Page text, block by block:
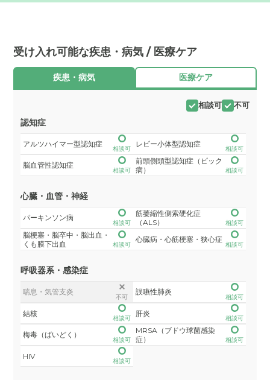
受け入れ可能な疾患・病気 / 医療ケア
疾患・病気 医療ケア
相談可 不可
認知症
アルツハイマー型認知症
相談可
レビー小体型認知症
相談可
脳血管性認知症
相談可
前頭側頭型認知症（ピック
病）
相談可
心臓・血管・神経
パーキンソン病
相談可
筋萎縮性側索硬化症
（ALS）
相談可
脳梗塞・脳卒中・脳出血・
くも膜下出血
相談可
心臓病・心筋梗塞・狭心症
相談可
呼吸器系・感染症
喘息・気管支炎
不可
誤嚥性肺炎
相談可
結核
相談可
肝炎
相談可
梅毒（ばいどく）
相談可
MRSA（ブドウ球菌感染
症）
相談可
HIV
相談可